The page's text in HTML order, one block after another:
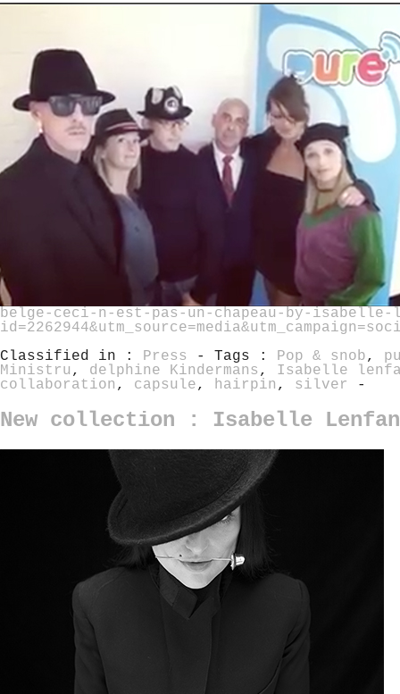
belge-ceci-n-est-pas-un-chapeau-by-
Classified in : Press - Tags : Pop & snob,
Ministru , delphine Kindermans , Isabelle
collaboration , capsule, hairpin , silver -
New collection : Isabelle